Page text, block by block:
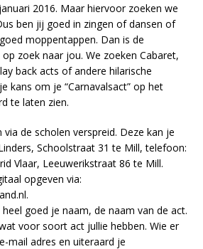
2016. Maar hiervoor zoeken we
ben jij goed in zingen of dansen of
moppentappen. Dan is de
zoek naar jou. We zoeken Cabaret,
back acts of andere hilarische
kans om je “Carnavalsact” op het
te laten zien.
de scholen verspreid. Deze kan je
Schoolstraat 31 te Mill, telefoon:
Vlaar, Leeuwerikstraat 86 te Mill.
opgeven via:
goed je naam, de naam van de act.
voor soort act jullie hebben. Wie er
mail adres en uiteraard je